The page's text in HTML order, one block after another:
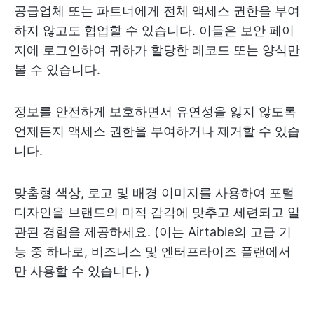
공급업체 또는 파트너에게 전체 액세스 권한을 부여
하지 않고도 협업할 수 있습니다. 이들은 보안 페이
지에 로그인하여 귀하가 할당한 레코드 또는 양식만
볼 수 있습니다.
정보를 안전하게 보호하면서 유연성을 잃지 않도록
언제든지 액세스 권한을 부여하거나 제거할 수 있습
니다.
맞춤형 색상, 로고 및 배경 이미지를 사용하여 포털
디자인을 브랜드의 미적 감각에 맞추고 세련되고 일
관된 경험을 제공하세요. (이는 Airtable의 고급 기
능 중 하나로, 비즈니스 및 엔터프라이즈 플랜에서
만 사용할 수 있습니다. )